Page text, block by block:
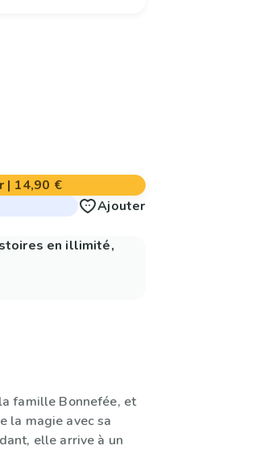
| 14,90 €
Ajouter
en illimité,
famille Bonnefée, et
la magie avec sa
elle arrive à un